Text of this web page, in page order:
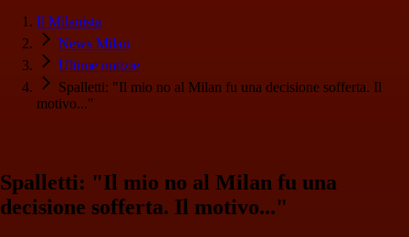
Il Milanista
News Milan
Ultime notizie
Spalletti: "Il mio no al Milan fu una decisione sofferta. Il
motivo..."
Spalletti: "Il mio no al Milan fu una
decisione sofferta. Il motivo..."